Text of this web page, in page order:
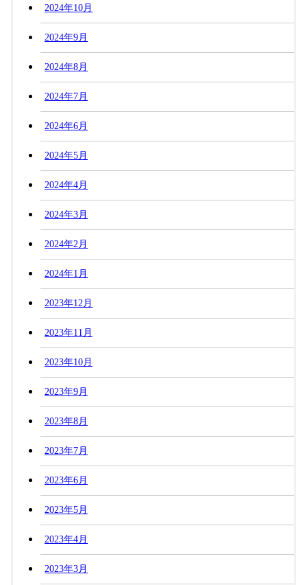
2024年10月
2024年9月
2024年8月
2024年7月
2024年6月
2024年5月
2024年4月
2024年3月
2024年2月
2024年1月
2023年12月
2023年11月
2023年10月
2023年9月
2023年8月
2023年7月
2023年6月
2023年5月
2023年4月
2023年3月